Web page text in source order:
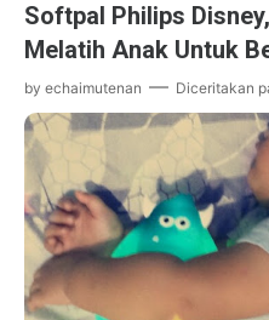
Softpal Philips
Melatih Anak Untuk
by echaimutenan Diceritakan